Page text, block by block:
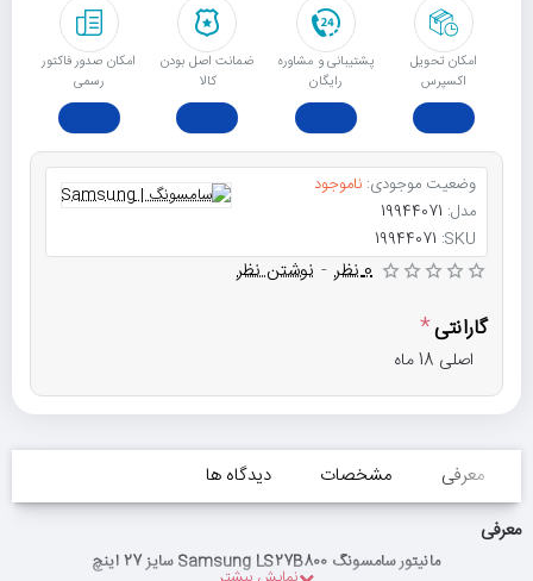
امکان تحویل
اکسپرس
پشتیبانی و مشاوره
رایگان
ﺿﻤﺎﻧﺖ اﺻﻞ ﺑﻮدن
ﮐﺎﻟﺎ
امکان صدور فاکتور
رسمی
وضعیت موجودی: ناموجود
مدل: 19944071
SKU:
19944071
0 نظر - نوشتن نظر
گارانتی
اصلی 18 ماه
معرفی مشخصات
دیدگاه ها
معرفی
مانیتور سامسونگ Samsung LS27B800 سایز 27 اینچ